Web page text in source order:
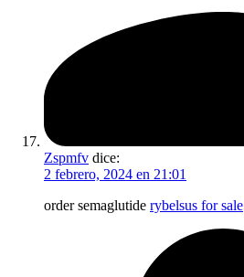
Zspmfv dice:
2 febrero, 2024 en 21:01
order semaglutide rybelsus for sale